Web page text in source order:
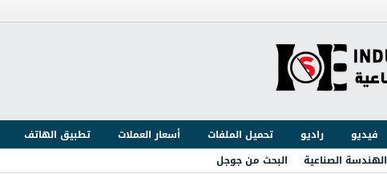
فيديو راديو تحميل الملفات أسعار العملات تطبيق الهاتف
الهندسة الصناعية
البحث من جوجل